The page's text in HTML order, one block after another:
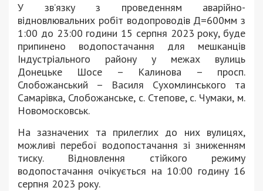
У зв’язку з проведенням аварійно-
відновлювальних робіт водопроводів Д=600мм з
1:00 до 23:00 години 15 серпня 2023 року, буде
припинено водопостачання для мешканців
Індустріального району у межах вулиць
Донецьке Шосе – Калинова – просп.
Слобожанський – Василя Сухомлинського та
Самарівка, Слобожанське, с. Степове, с. Чумаки, м.
Новомосковськ.
На зазначених та прилеглих до них вулицях,
можливі перебої водопостачання зі зниженням
тиску. Відновлення стійкого режиму
водопостачання очікується на 10:00 годину 16
серпня 2023 року.